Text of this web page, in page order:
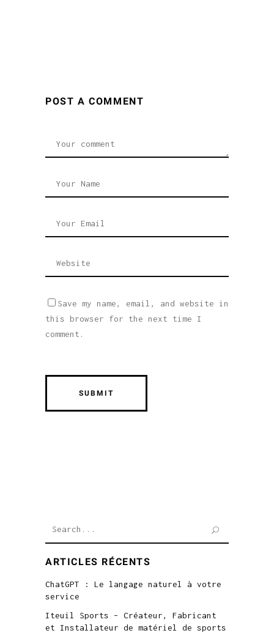
POST A COMMENT
Save my name, email, and website in
this browser for the next time I
comment.
ARTICLES RÉCENTS
ChatGPT : Le langage naturel à votre
service
Iteuil Sports – Créateur, Fabricant
et Installateur de matériel de sports